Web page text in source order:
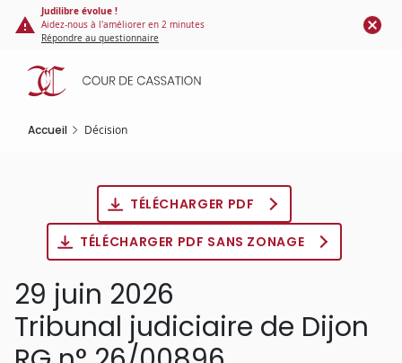
Panneau de gestion des cookies
contenu
principal
Judilibre évolue !
Aidez-nous à l'améliorer en 2 minutes
Répondre au questionnaire
Accueil Décision
TÉLÉCHARGER PDF
TÉLÉCHARGER PDF SANS ZONAGE
29 juin 2026
Tribunal judiciaire de Dijon